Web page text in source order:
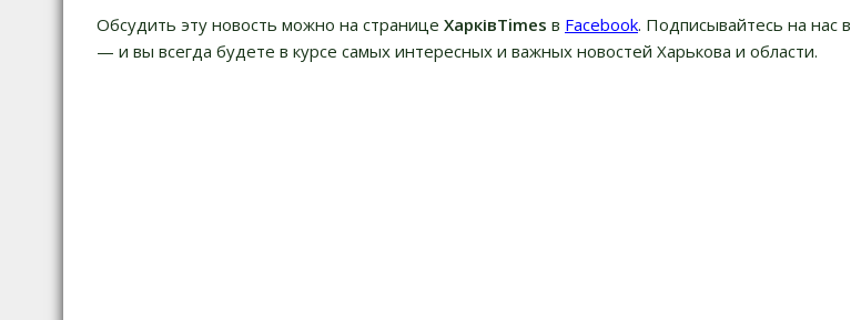
Обсудить эту новость можно на странице ХарківTimes в Facebook. Подписывайтесь на нас в
— и вы всегда будете в курсе самых интересных и важных новостей Харькова и области.